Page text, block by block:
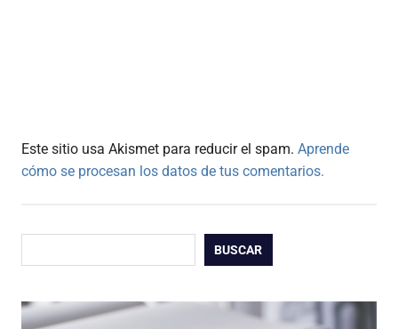
Este sitio usa Akismet para reducir el spam. Aprende
cómo se procesan los datos de tus comentarios.
BUSCAR